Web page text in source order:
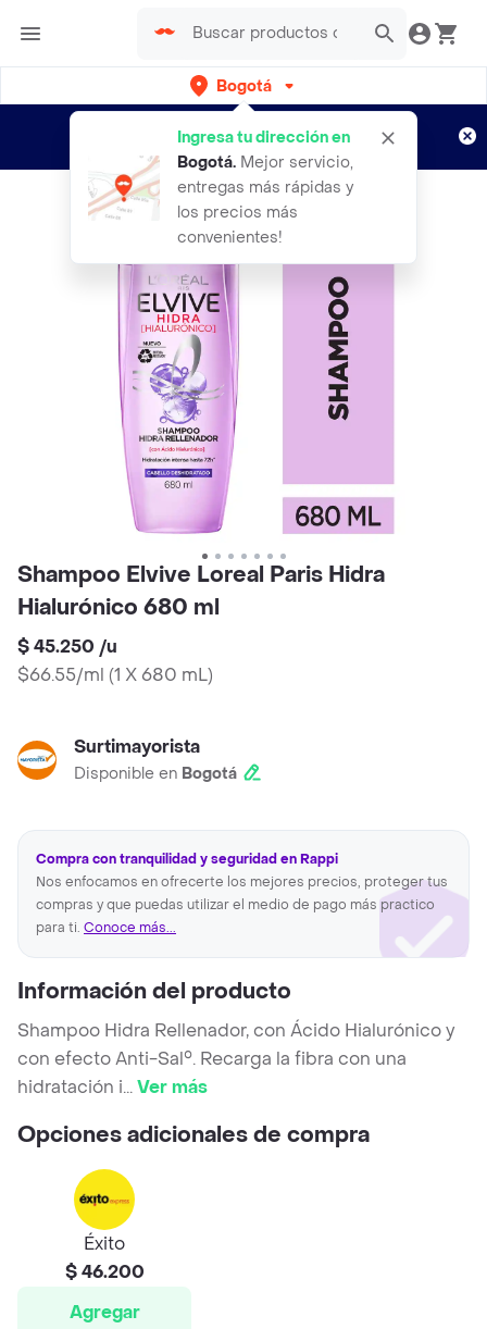
Bogotá
Ingresa tu dirección en
Bogotá. Mejor servicio,
entregas más rápidas y
los precios más
convenientes!
envíos gratis por semanas
Aplican TyC
Shampoo Elvive Loreal Paris Hidra
Hialurónico 680 ml
$ 45.250 /u
$66.55/ml (1 X 680 mL)
Surtimayorista
Disponible en Bogotá
Compra con tranquilidad y seguridad en Rappi
Nos enfocamos en ofrecerte los mejores precios, proteger tus
compras y que puedas utilizar el medio de pago más practico
para ti. Conoce más...
Información del producto
Shampoo Hidra Rellenador, con Ácido Hialurónico y
con efecto Anti-Sal°. Recarga la fibra con una
hidratación i...Ver más
Opciones adicionales de compra
Éxito
$ 46.200
Agregar